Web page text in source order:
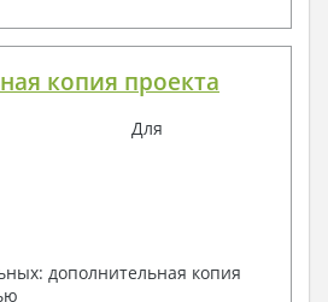
копия проекта
Для
дополнительная копия